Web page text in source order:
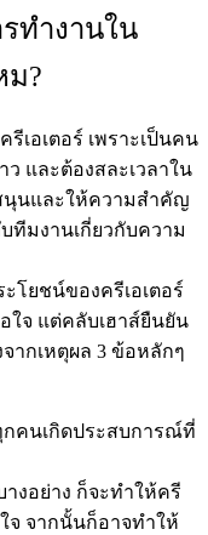
ทำงานใน
ม?
เอเตอร์ เพราะเป็นคน
ว และต้องสละเวลาใน
นุนและให้ความสำคัญ
ทีมงานเกี่ยวกับความ
โยชน์ของครีเอเตอร์
ใจ แต่คลับเฮาส์ยืนยัน
จากเหตุผล 3 ข้อหลักๆ
กคนเกิดประสบการณ์ที่
งอย่าง ก็จะทำให้ครี
จ จากนั้นก็อาจทำให้